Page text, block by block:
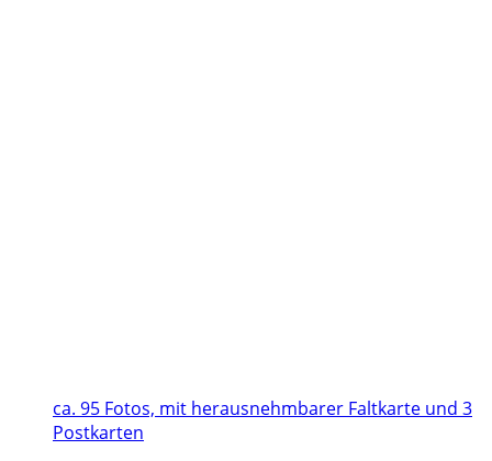
ca. 95 Fotos, mit herausnehmbarer Faltkarte und 3
Postkarten